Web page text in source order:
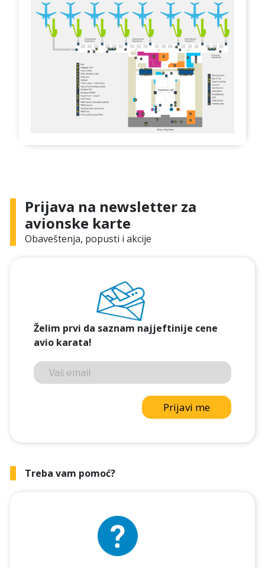
Prijava na newsletter za
avionske karte
Obaveštenja, popusti i akcije
Želim prvi da saznam najjeftinije cene
avio karata!
Prijavi me
Treba vam pomoć?